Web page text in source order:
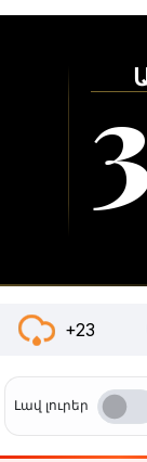
+23
Լավ լուրեր